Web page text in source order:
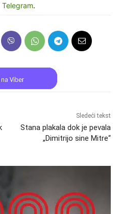
Telegram.
Sledeći tekst
Stana plakala dok je pevala
„Dimitrijo sine Mitre“